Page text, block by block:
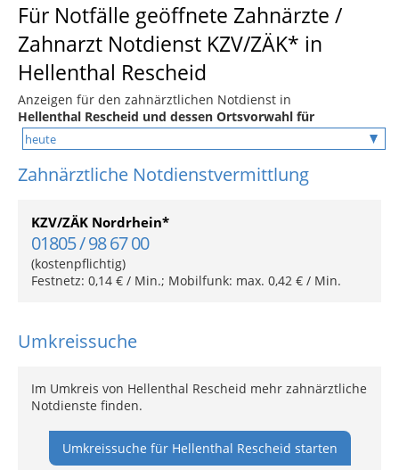
Für Notfälle geöffnete Zahnärzte /
Zahnarzt Notdienst KZV/ZÄK* in
Hellenthal Rescheid
Anzeigen für den zahnärztlichen Notdienst in
Hellenthal Rescheid und dessen Ortsvorwahl für
Zahnärztliche Notdienstvermittlung
KZV/ZÄK Nordrhein*
01805 / 98 67 00
(kostenpflichtig)
Festnetz: 0,14 € / Min.; Mobilfunk: max. 0,42 € / Min.
Umkreissuche
Im Umkreis von Hellenthal Rescheid mehr zahnärztliche
Notdienste finden.
Umkreissuche für Hellenthal Rescheid starten